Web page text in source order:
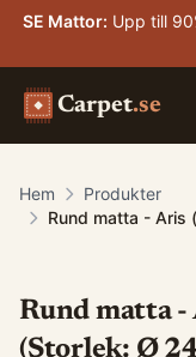
SE Mattor: Upp till
Carpet.se
Hem
Produkter
Rund matta -
Rund matta
(Storlek: Ø